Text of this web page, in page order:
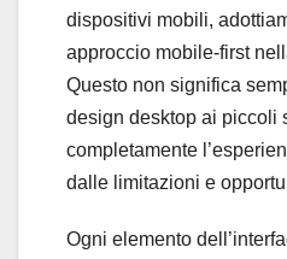
dispositivi mobili,
approccio mobile-first
Questo non significa
design desktop ai piccoli
completamente
dalle limitazioni e
Ogni elemento